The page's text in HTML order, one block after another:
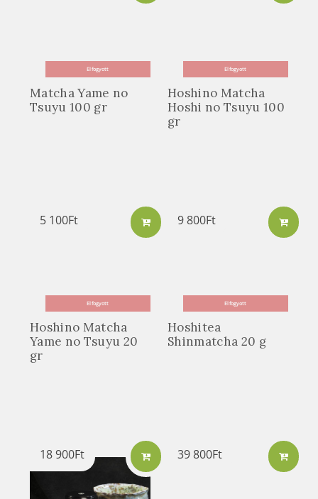
Elfogyott
Matcha Yame no
Tsuyu 100 gr
Elfogyott
Hoshino Matcha
Hoshi no Tsuyu 100
gr
Elfogyott
Hoshino Matcha
Yame no Tsuyu 20
gr
5 100Ft
Elfogyott
Hoshitea
Shinmatcha 20 g
9 800Ft
18 900Ft 39 800Ft